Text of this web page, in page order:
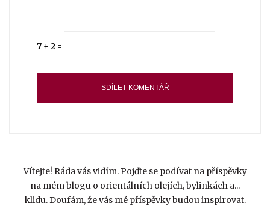
7 + 2 =
Vítejte! Ráda vás vidím. Pojďte se podívat na příspěvky
na mém blogu o orientálních olejích, bylinkách a...
klidu. Doufám, že vás mé příspěvky budou inspirovat.